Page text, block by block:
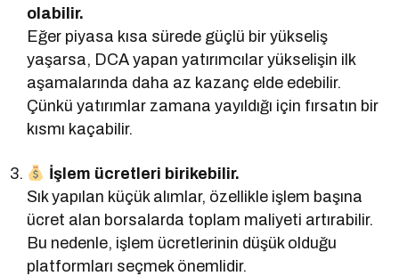
olabilir.
Eğer piyasa kısa sürede güçlü bir yükseliş
yaşarsa, DCA yapan yatırımcılar yükselişin ilk
aşamalarında daha az kazanç elde edebilir.
Çünkü yatırımlar zamana yayıldığı için fırsatın bir
kısmı kaçabilir.
İşlem ücretleri birikebilir.
Sık yapılan küçük alımlar, özellikle işlem başına
ücret alan borsalarda toplam maliyeti artırabilir.
Bu nedenle, işlem ücretlerinin düşük olduğu
platformları seçmek önemlidir.